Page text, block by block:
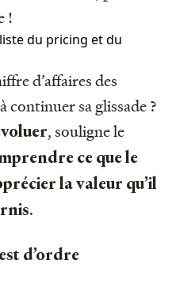
!
du pricing et du
d’affaires des
continuer sa glissade ?
, souligne le
ce que le
la valeur qu’il
.
d’ordre